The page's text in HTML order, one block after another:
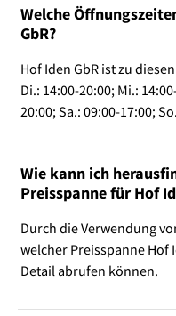
Welche
GbR?
Hof Iden GbR ist zu
Di.: 14:00-20:00; Mi.:
20:00; Sa.: 09:00-17:00;
Wie kann ich
Preisspanne für Hof
Durch die Verwendung
welcher Preisspanne Hof
Detail abrufen können.